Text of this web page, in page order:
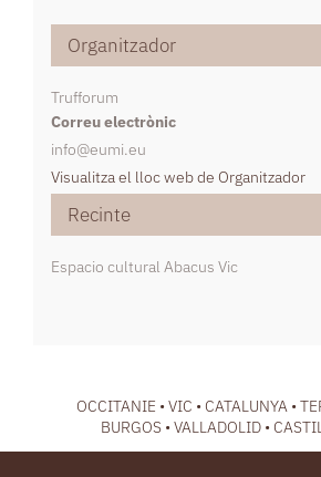
Recinte
Espacio cultural Abacus Vic
Organitzador
Trufforum
Correu electrònic
info@eumi.eu
Visualitza el lloc web de Organitzador
OCCITANIE • VIC • CATALUNYA •
BURGOS • VALLADOLID •